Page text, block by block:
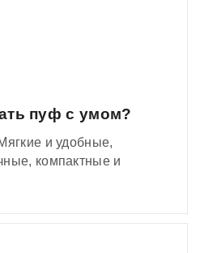
пуф с умом?
и удобные,
компактные и